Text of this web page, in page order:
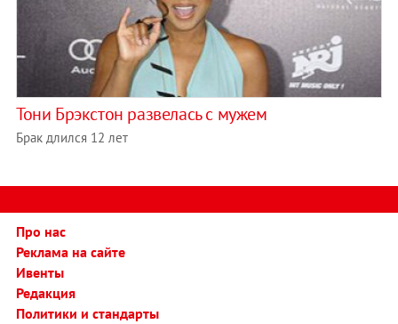
Тони Брэкстон развелась с мужем
Брак длился 12 лет
Про нас
Реклама на сайте
Ивенты
Редакция
Политики и стандарты